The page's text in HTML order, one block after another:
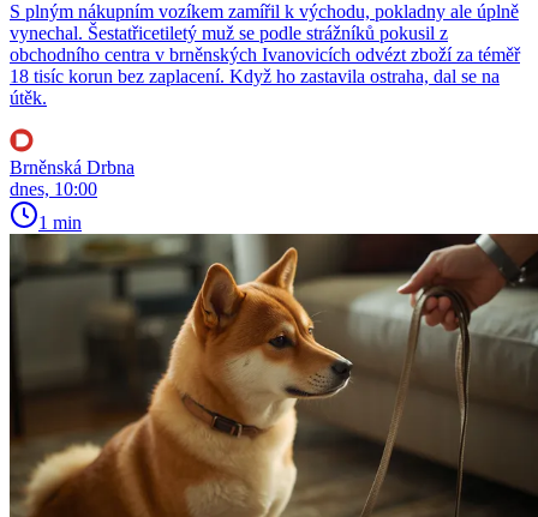
S plným nákupním vozíkem zamířil k východu, pokladny ale úplně
vynechal. Šestatřicetiletý muž se podle strážníků pokusil z
obchodního centra v brněnských Ivanovicích odvézt zboží za téměř
18 tisíc korun bez zaplacení. Když ho zastavila ostraha, dal se na
útěk.
Brněnská Drbna
dnes, 10:00
1 min